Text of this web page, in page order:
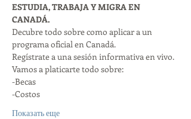
ESTUDIA, TRABAJA Y MIGRA EN
CANADÁ.
Decubre todo sobre como aplicar a un
programa oficial en Canadá.
Regístrate a una sesión informativa en vivo.
Vamos a platicarte todo sobre:
-Becas
-Costos
Показать еще